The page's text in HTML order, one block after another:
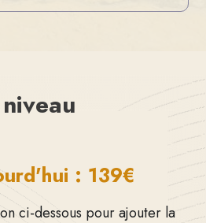
: 139€
ci-dessous pour ajouter la